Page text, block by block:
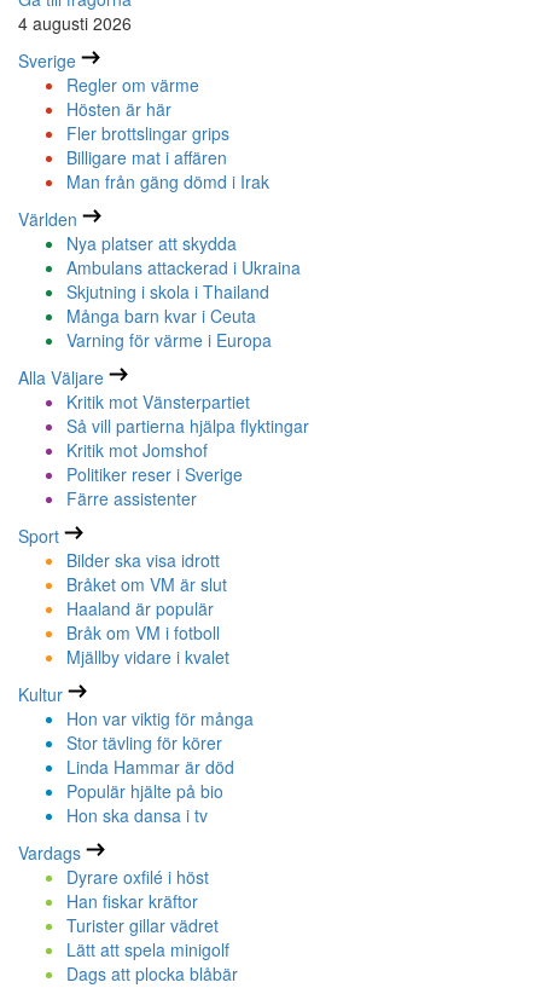
4 augusti 2026
Sverige
Regler om värme
Hösten är här
Fler brottslingar grips
Billigare mat i affären
Man från gäng dömd i Irak
Världen
Nya platser att skydda
Ambulans attackerad i Ukraina
Skjutning i skola i Thailand
Många barn kvar i Ceuta
Varning för värme i Europa
Alla Väljare
Kritik mot Vänsterpartiet
Så vill partierna hjälpa flyktingar
Kritik mot Jomshof
Politiker reser i Sverige
Färre assistenter
Sport
Bilder ska visa idrott
Bråket om VM är slut
Haaland är populär
Bråk om VM i fotboll
Mjällby vidare i kvalet
Kultur
Hon var viktig för många
Stor tävling för körer
Linda Hammar är död
Populär hjälte på bio
Hon ska dansa i tv
Vardags
Dyrare oxfilé i höst
Han fiskar kräftor
Turister gillar vädret
Lätt att spela minigolf
Dags att plocka blåbär